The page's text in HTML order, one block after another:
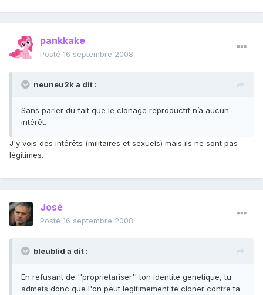
pankkake
Posté 16 septembre 2008
neuneu2k a dit :
Sans parler du fait que le clonage reproductif n’a aucun
intérêt…
J'y vois des intérêts (militaires et sexuels) mais ils ne sont pas
légitimes.
José
Posté 16 septembre 2008
bleublid a dit :
En refusant de ''proprietariser'' ton identite genetique, tu
admets donc que l'on peut legitimement te cloner contre ta